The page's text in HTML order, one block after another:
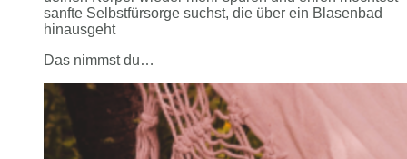
sanfte Selbstfürsorge suchst, die über ein Blasenbad
hinausgeht
Das nimmst du…